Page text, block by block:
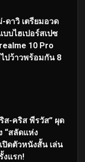
ดาวิ เตรียมอวด
บไฮเปอร์สเปซ
10 Pro
ปว้าวพร้อมกัน 8
ส-คริส พีรวัส” ผุด
“สลัดแห่ง
ปิดตัวหนังสั้น เล่น
งแรก!